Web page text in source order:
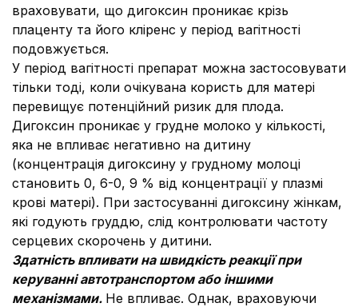
враховувати, що дигоксин проникає крізь
плаценту та його кліренс у період вагітності
подовжується.
У період вагітності препарат можна застосовувати
тільки тоді, коли очікувана користь для матері
перевищує потенційний ризик для плода.
Дигоксин проникає у грудне молоко у кількості,
яка не впливає негативно на дитину
(концентрація дигоксину у грудному молоці
становить 0, 6-0, 9 % від концентрації у плазмі
крові матері). При застосуванні дигоксину жінкам,
які годують груддю, слід контролювати частоту
серцевих скорочень у дитини.
Здатність впливати на швидкість реакції при
керуванні автотранспортом або іншими
механізмами. Не впливає. Однак, враховуючи